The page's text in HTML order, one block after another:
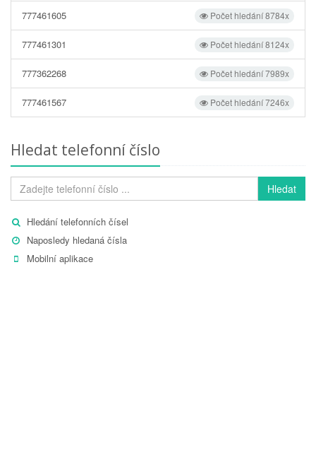
Počet hledání 8784x
777461605
Počet hledání 8124x
777461301
Počet hledání 7989x
777362268
Počet hledání 7246x
777461567
Hledat telefonní číslo
Hledat
Hledání telefonních čísel
Naposledy hledaná čísla
Mobilní aplikace